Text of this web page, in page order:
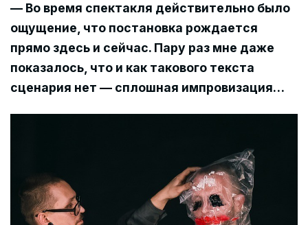
— Во время спектакля действительно было
ощущение, что постановка рождается
прямо здесь и сейчас. Пару раз мне даже
показалось, что и как такового текста
сценария нет — сплошная импровизация…